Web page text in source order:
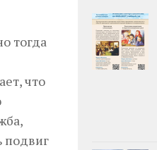
тогда
что
подвиг